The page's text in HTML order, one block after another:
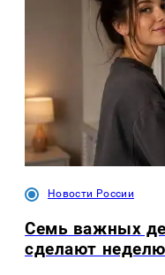
Новости России
Семь важных
сделают